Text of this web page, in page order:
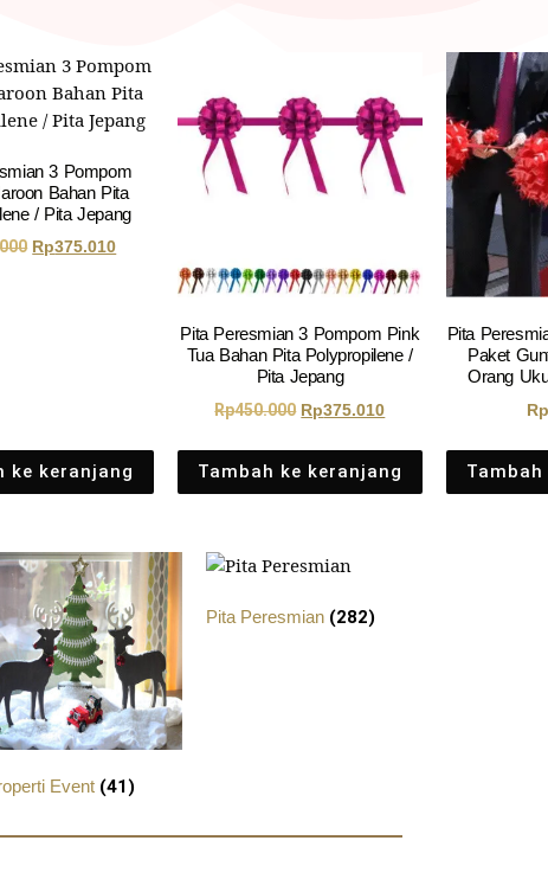
3 Pompom
Bahan Pita
/ Pita Jepang
Rp375.010
ke keranjang
Pita Peresmian 3 Pompom Pink
Tua Bahan Pita Polypropilene /
Pita Jepang
Rp450.000 Rp375.010
Tambah ke keranjang
Pita
Paket
Orang
Rp
Event (41)
Pita Peresmian (282)